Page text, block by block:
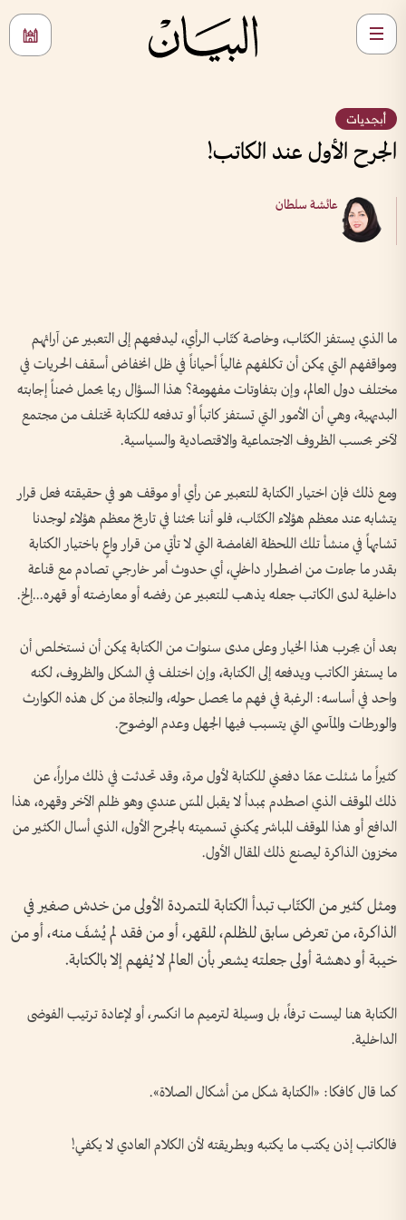
أبجديات
الجرح الأول عند الكاتب!
عائشة سلطان
ما الذي يستفز الكتّاب، وخاصة كتّاب الرأي، ليدفعهم إلى التعبير عن آرائهم
ومواقفهم التي يمكن أن تكلفهم غالياً أحياناً في ظل انخفاض أسقف الحريات في
مختلف دول العالم، وإن بتفاوتات مفهومة؟ هذا السؤال ربما يحمل ضمناً إجابته
البديهية، وهي أن الأمور التي تستفز كاتباً أو تدفعه للكتابة تختلف من مجتمع
لآخر بحسب الظروف الاجتماعية والاقتصادية والسياسية.
ومع ذلك فإن اختيار الكتابة للتعبير عن رأي أو موقف هو في حقيقته فعل قرار
يتشابه عند معظم هؤلاء الكتّاب، فلو أننا بحثنا في تاريخ معظم هؤلاء لوجدنا
تشابهاً في منشأ تلك اللحظة الغامضة التي لا تأتي من قرار واعٍ باختيار الكتابة
بقدر ما جاءت من اضطرار داخلي، أي حدوث أمر خارجي تصادم مع قناعة
داخلية لدى الكاتب جعله يذهب للتعبير عن رفضه أو معارضته أو قهره...إلخ.
بعد أن يجرب هذا الخيار وعلى مدى سنوات من الكتابة يمكن أن نستخلص أن
ما يستفز الكاتب ويدفعه إلى الكتابة، وإن اختلف في الشكل والظروف، لكنه
واحد في أساسه: الرغبة في فهم ما يحصل حوله، والنجاة من كل هذه الكوارث
والورطات والمآسي التي يتسبب فيها الجهل وعدم الوضوح.
كثيراً ما سُئلت عمّا دفعني للكتابة لأول مرة، وقد تحدثت في ذلك مراراً، عن
ذلك الموقف الذي اصطدم بمبدأ لا يقبل المسّ عندي وهو ظلم الآخر وقهره، هذا
الدافع أو هذا الموقف المباشر يمكنني تسميته بالجرح الأول، الذي أسال الكثير من
مخزون الذاكرة ليصنع ذلك المقال الأول.
ومثل كثير من الكتّاب تبدأ الكتابة المتمردة الأولى من خدش صغير في
الذاكرة، من تعرض سابق للظلم، للقهر، أو من فقد لم يُشفَ منه، أو من
خيبة أو دهشة أولى جعلته يشعر بأن العالم لا يُفهم إلا بالكتابة.
الكتابة هنا ليست ترفاً، بل وسيلة لترميم ما انكسر، أو لإعادة ترتيب الفوضى
الداخلية.
كما قال كافكا: «الكتابة شكل من أشكال الصلاة».
فالكاتب إذن يكتب ما يكتبه وبطريقته لأن الكلام العادي لا يكفي!